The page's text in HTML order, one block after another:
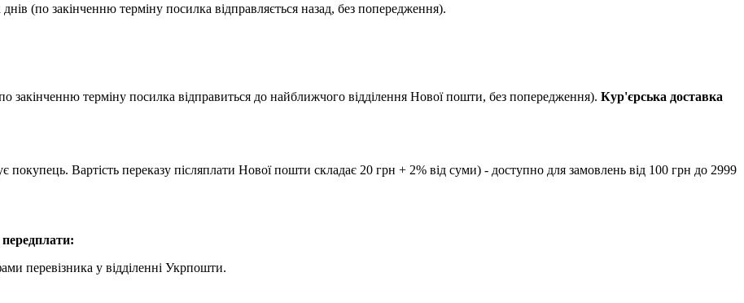
(по закінченню терміну посилка відправляється назад, без попередження).
закінченню терміну посилка відправиться до найближчого відділення Нової пошти, без попередження). Кур'єрська доставка
покупець. Вартість переказу післяплати Нової пошти складає 20 грн + 2% від суми) - доступно для замовлень від 100 грн до 2999
перевізника у відділенні Укрпошти.